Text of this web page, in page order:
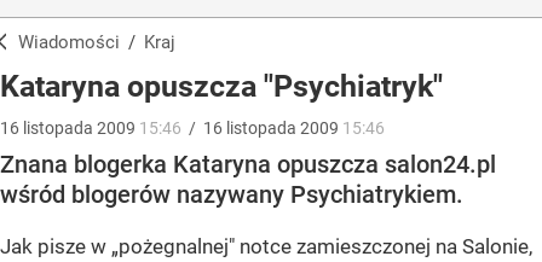
Wiadomości / Kraj
Kataryna opuszcza "Psychiatryk"
16 listopada 2009 15:46 / 16 listopada 2009 15:46
Znana blogerka Kataryna opuszcza salon24.pl
wśród blogerów nazywany Psychiatrykiem.
Jak pisze w „pożegnalnej" notce zamieszczonej na Salonie,